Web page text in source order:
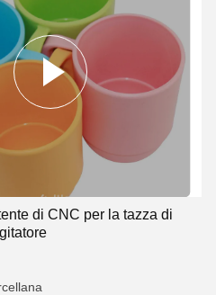
di CNC per la tazza di